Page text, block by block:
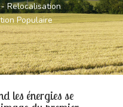
Relocalisation
Populaire
les énergies se